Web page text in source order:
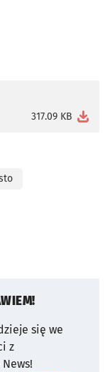
317.09 KB
się we
z